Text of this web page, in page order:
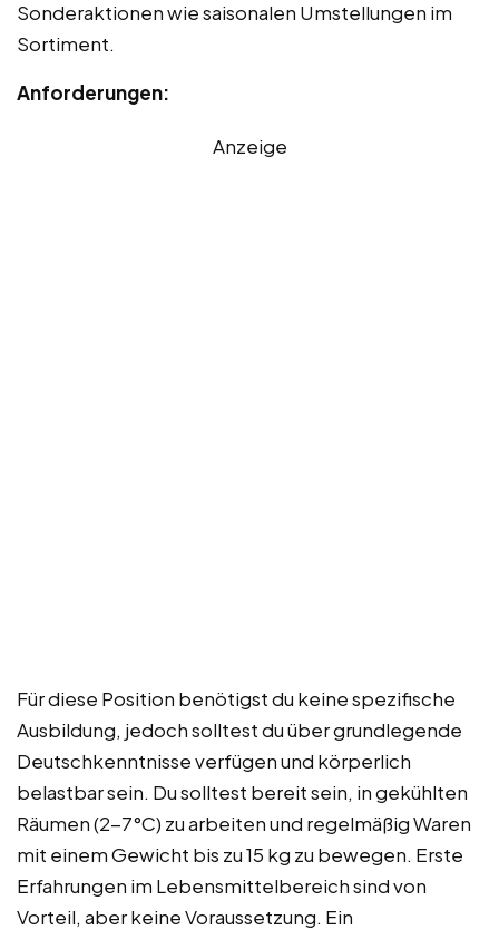
Sonderaktionen wie saisonalen Umstellungen im
Sortiment.
Anforderungen:
Anzeige
Für diese Position benötigst du keine spezifische
Ausbildung, jedoch solltest du über grundlegende
Deutschkenntnisse verfügen und körperlich
belastbar sein. Du solltest bereit sein, in gekühlten
Räumen (2-7°C) zu arbeiten und regelmäßig Waren
mit einem Gewicht bis zu 15 kg zu bewegen. Erste
Erfahrungen im Lebensmittelbereich sind von
Vorteil, aber keine Voraussetzung. Ein